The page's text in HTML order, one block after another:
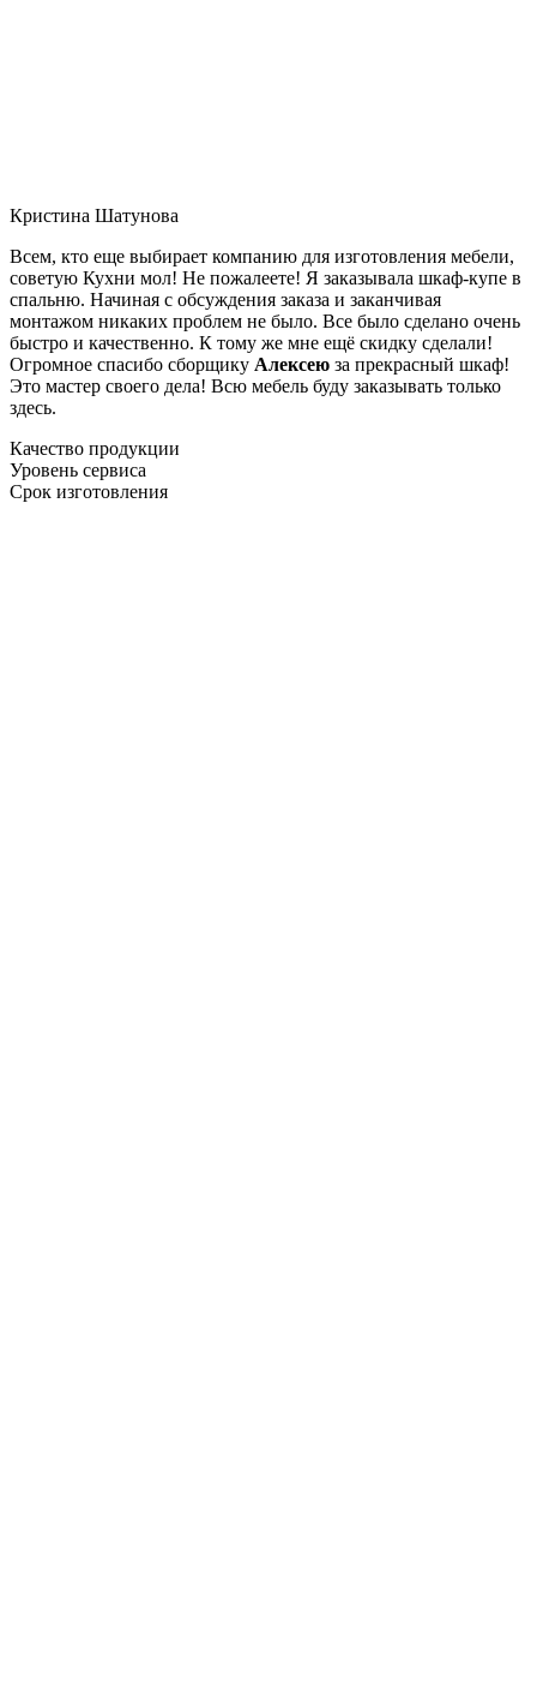
Кристина Шатунова
Всем, кто еще выбирает компанию для изготовления мебели,
советую Кухни мол! Не пожалеете! Я заказывала шкаф-купе в
спальню. Начиная с обсуждения заказа и заканчивая
монтажом никаких проблем не было. Все было сделано очень
быстро и качественно. К тому же мне ещё скидку сделали!
Огромное спасибо сборщику Алексею за прекрасный шкаф!
Это мастер своего дела! Всю мебель буду заказывать только
здесь.
Качество продукции
Уровень сервиса
Срок изготовления